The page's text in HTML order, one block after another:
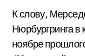
К слову,
Нюрбургринга в
ноябре